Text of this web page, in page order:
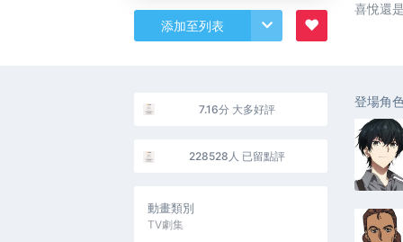
添加至列表 ♥
喜悅還
7.16分 大多好評
228528人 已留點評
動畫類別
TV劇集
登場角